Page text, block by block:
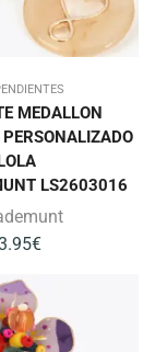
MEDALLON
LS2603016
€